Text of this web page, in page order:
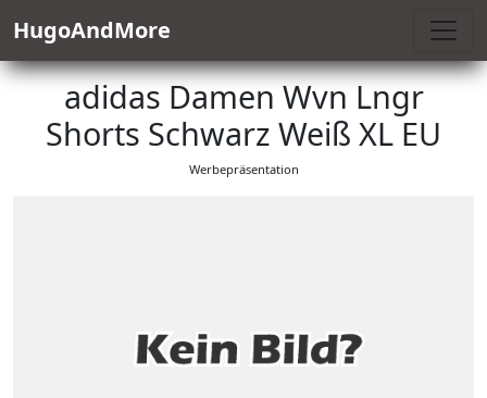
HugoAndMore
adidas Damen Wvn Lngr
Shorts Schwarz Weiß XL EU
Werbepräsentation